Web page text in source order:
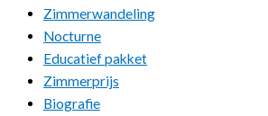
Zimmerwandeling
Nocturne
Educatief pakket
Zimmerprijs
Biografie